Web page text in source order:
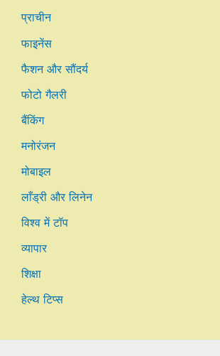
प्राचीन
फाइनेंस
फैशन और सौंदर्य
फोटो गैलरी
बैंकिंग
मनोरंजन
मोबाइल
लाँड्री और लिनेन
विश्व में टॉप
व्यापार
शिक्षा
हेल्थ टिप्स